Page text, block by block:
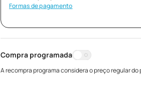
Formas de pagamento
Compra programada
A recompra programa considera o preço regular